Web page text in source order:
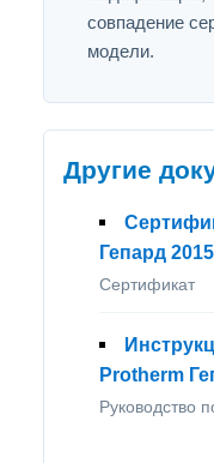
совпадение
модели.
Другие
Гепард 2015
Сертификат
Protherm
Руководство